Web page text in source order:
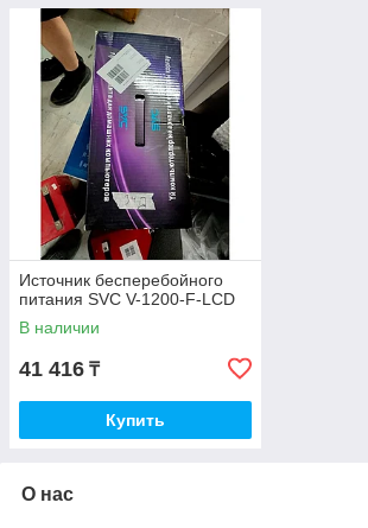
Источник бесперебойного
питания SVC V-1200-F-LCD
В наличии
41 416 ₸
Купить
О нас